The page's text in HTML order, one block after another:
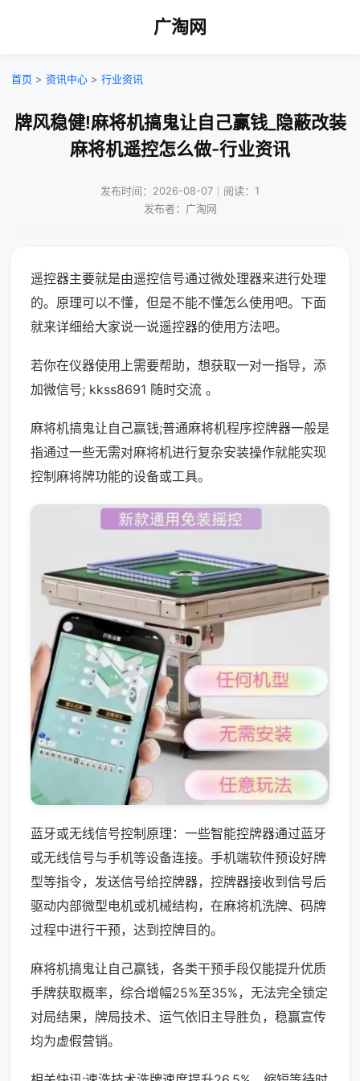
广淘网
首页 > 资讯中心 > 行业资讯
牌风稳健!麻将机搞鬼让自己赢钱_隐蔽改装
麻将机遥控怎么做-行业资讯
发布时间：2026-08-07｜阅读：1
发布者：广淘网
遥控器主要就是由遥控信号通过微处理器来进行处理
的。原理可以不懂，但是不能不懂怎么使用吧。下面
就来详细给大家说一说遥控器的使用方法吧。
若你在仪器使用上需要帮助，想获取一对一指导，添
加微信号; kkss8691 随时交流 。
麻将机搞鬼让自己赢钱;普通麻将机程序控牌器一般是
指通过一些无需对麻将机进行复杂安装操作就能实现
控制麻将牌功能的设备或工具。
蓝牙或无线信号控制原理：一些智能控牌器通过蓝牙
或无线信号与手机等设备连接。手机端软件预设好牌
型等指令，发送信号给控牌器，控牌器接收到信号后
驱动内部微型电机或机械结构，在麻将机洗牌、码牌
过程中进行干预，达到控牌目的。
麻将机搞鬼让自己赢钱，各类干预手段仅能提升优质
手牌获取概率，综合增幅25%至35%，无法完全锁定
对局结果，牌局技术、运气依旧主导胜负，稳赢宣传
均为虚假营销。